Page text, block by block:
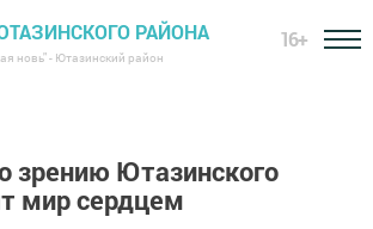
РАЙОНА
новь" - Ютазинский район
16+
зрению Ютазинского
мир сердцем